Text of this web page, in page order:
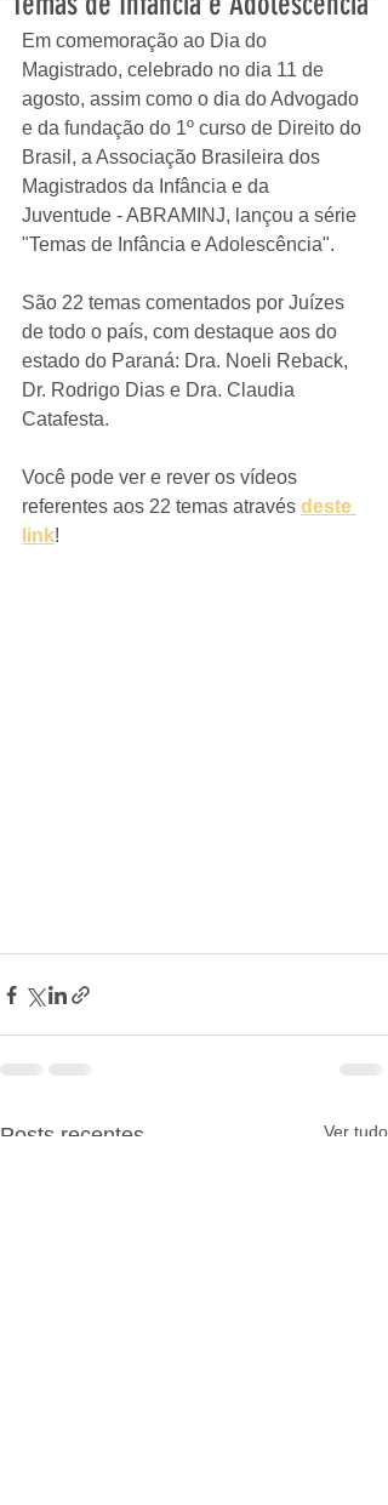
Em comemoração ao Dia do
Magistrado, celebrado no dia 11 de
agosto, assim como o dia do Advogado
e da fundação do 1º curso de Direito do
Brasil, a Associação Brasileira dos
Magistrados da Infância e da
Juventude - ABRAMINJ, lançou a série
"Temas de Infância e Adolescência".
São 22 temas comentados por Juízes
de todo o país, com destaque aos do
estado do Paraná: Dra. Noeli Reback,
Dr. Rodrigo Dias e Dra. Claudia
Catafesta.
Você pode ver e rever os vídeos
referentes aos 22 temas através deste
link!
Posts recentes Ver tudo